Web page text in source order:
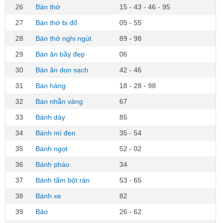
26
Bàn thờ
15 - 43 - 46 - 95
27
Bàn thờ bị đổ
05 - 55
28
Bàn thờ nghi ngút
89 - 98
29
Bàn ăn bầy đẹp
06
30
Bàn ăn dọn sạch
42 - 46
31
Bán hàng
18 - 28 - 98
32
Bán nhẫn vàng
67
33
Bánh dày
85
34
Bánh mì đen
35 - 54
35
Bánh ngọt
52 - 02
36
Bánh pháo
34
37
Bánh tẩm bột rán
53 - 65
38
Bánh xe
82
39
Báo
26 - 62